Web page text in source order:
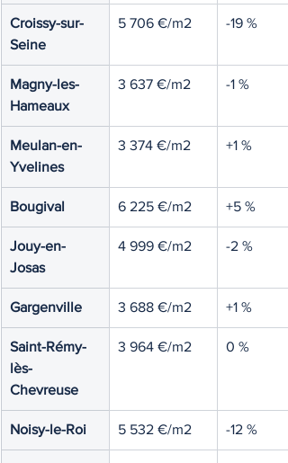
Croissy-sur-
Seine
5 706 €/m2 -19 %
Magny-les-
Hameaux
3 637 €/m2 -1 %
Meulan-en-
Yvelines
3 374 €/m2 +1 %
Bougival 6 225 €/m2 +5 %
Jouy-en-
Josas
4 999 €/m2 -2 %
Gargenville 3 688 €/m2 +1 %
Saint-Rémy-
lès-
Chevreuse
3 964 €/m2 0 %
Noisy-le-Roi 5 532 €/m2 -12 %